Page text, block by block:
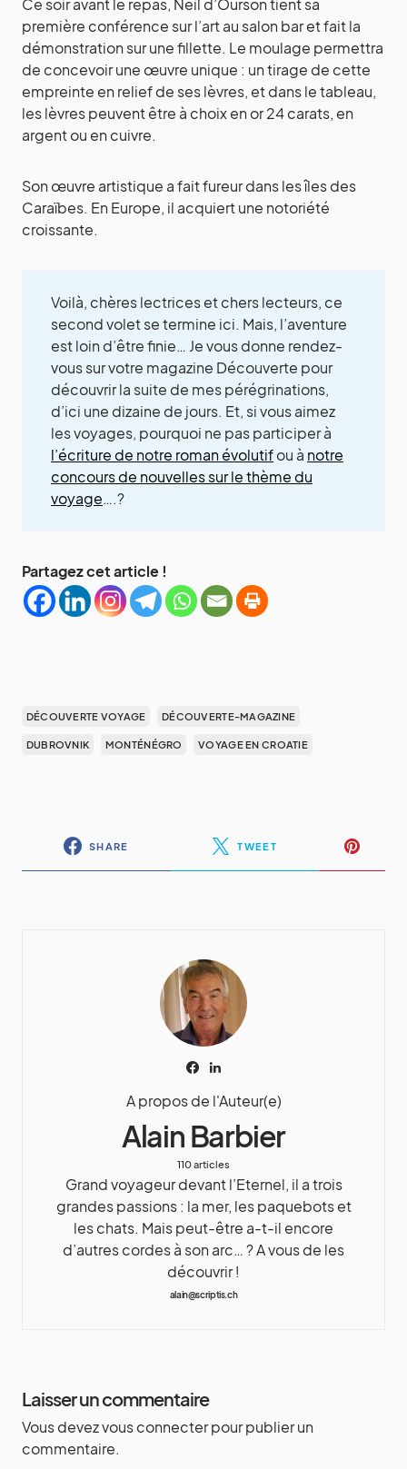
Ce soir avant le repas, Neil d’Ourson tient sa
première conférence sur l’art au salon bar et fait la
démonstration sur une fillette. Le moulage permettra
de concevoir une œuvre unique : un tirage de cette
empreinte en relief de ses lèvres, et dans le tableau,
les lèvres peuvent être à choix en or 24 carats, en
argent ou en cuivre.
Son œuvre artistique a fait fureur dans les îles des
Caraïbes. En Europe, il acquiert une notoriété
croissante.
Voilà, chères lectrices et chers lecteurs, ce
second volet se termine ici. Mais, l’aventure
est loin d’être finie… Je vous donne rendez-
vous sur votre magazine Découverte pour
découvrir la suite de mes pérégrinations,
d’ici une dizaine de jours. Et, si vous aimez
les voyages, pourquoi ne pas participer à
l’écriture de notre roman évolutifou à notre
concours de nouvelles sur le thème du
voyage….?
Partagez cet article !
DÉCOUVERTE VOYAGE DÉCOUVERTE-MAGAZINE
DUBROVNIK MONTÉNÉGRO VOYAGE EN CROATIE
SHARE TWEET
A propos de l'Auteur(e)
Alain Barbier
110 articles
Grand voyageur devant l’Eternel, il a trois
grandes passions : la mer, les paquebots et
les chats. Mais peut-être a-t-il encore
d’autres cordes à son arc… ? A vous de les
découvrir !
alain@scriptis.ch
Laisser un commentaire
Vous devezvous connecterpour publier un
commentaire.